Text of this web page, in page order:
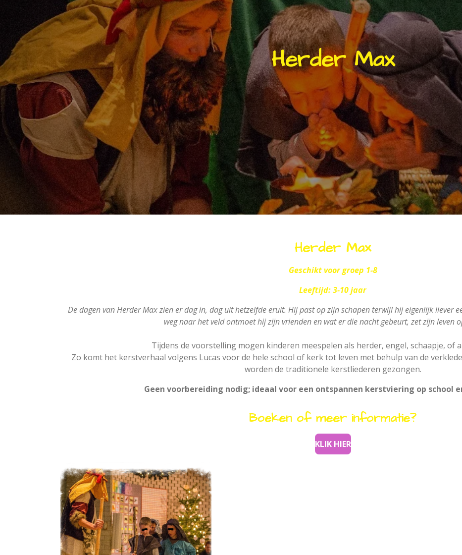
Herder Max
Herder Max
Geschikt voor groep 1-8
Leeftijd: 3-10 jaar
De dagen van Herder Max zien er dag in, dag uit hetzelfde eruit. Hij past op zijn schapen terwijl hij eigenlijk liever
weg naar het veld ontmoet hij zijn vrienden en wat er die nacht gebeurt, zet zijn leven
Tijdens de voorstelling mogen kinderen meespelen als herder, engel, schaapje, of
Zo komt het kerstverhaal volgens Lucas voor de hele school of kerk tot leven met behulp van de
worden de traditionele kerstliederen gezongen.
Geen voorbereiding nodig; ideaal voor een ontspannen kerstviering op school
Boeken of meer informatie?
KLIK HIER